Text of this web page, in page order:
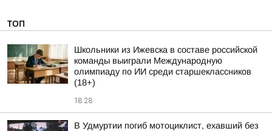
ТОП
Школьники из Ижевска в составе российской
команды выиграли Международную
олимпиаду по ИИ среди старшеклассников
(18+)
18:28
В Удмуртии погиб мотоциклист, ехавший без